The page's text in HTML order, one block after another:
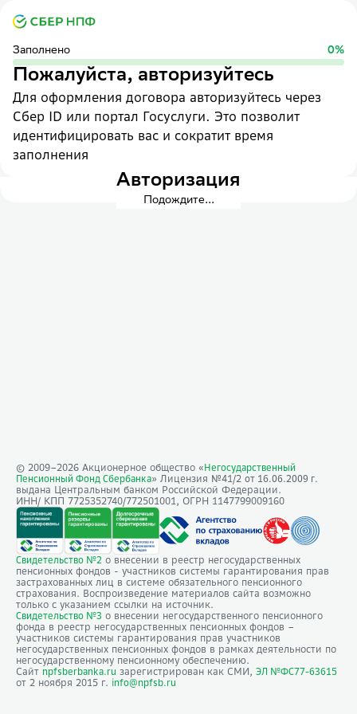
Заполнено 0%
Пожалуйста, авторизуйтесь
Для оформления договора авторизуйтесь через
Сбер ID или портал Госуслуги. Это позволит
идентифицировать вас и сократит время
заполнения
Авторизация
Подождите...
© 2009–2026 Акционерное общество « Негосударственный
Пенсионный Фонд Сбербанка» Лицензия №41/2 от 16.06.2009 г.
выдана Центральным банком Российской Федерации.
ИНН/ КПП 7725352740/772501001, ОГРН 1147799009160
Свидетельство №2 о внесении в реестр негосударственных
пенсионных фондов - участников системы гарантирования прав
застрахованных лиц в системе обязательного пенсионного
страхования. Воспроизведение материалов сайта возможно
только с указанием ссылки на источник.
Свидетельство №3 о внесении негосударственного пенсионного
фонда в реестр негосударственных пенсионных фондов –
участников системы гарантирования прав участников
негосударственных пенсионных фондов в рамках деятельности по
негосударственному пенсионному обеспечению.
Сайт npfsberbanka.ru зарегистрирован как СМИ, ЭЛ №ФС77-63615
от 2 ноября 2015 г. info@npfsb.ru